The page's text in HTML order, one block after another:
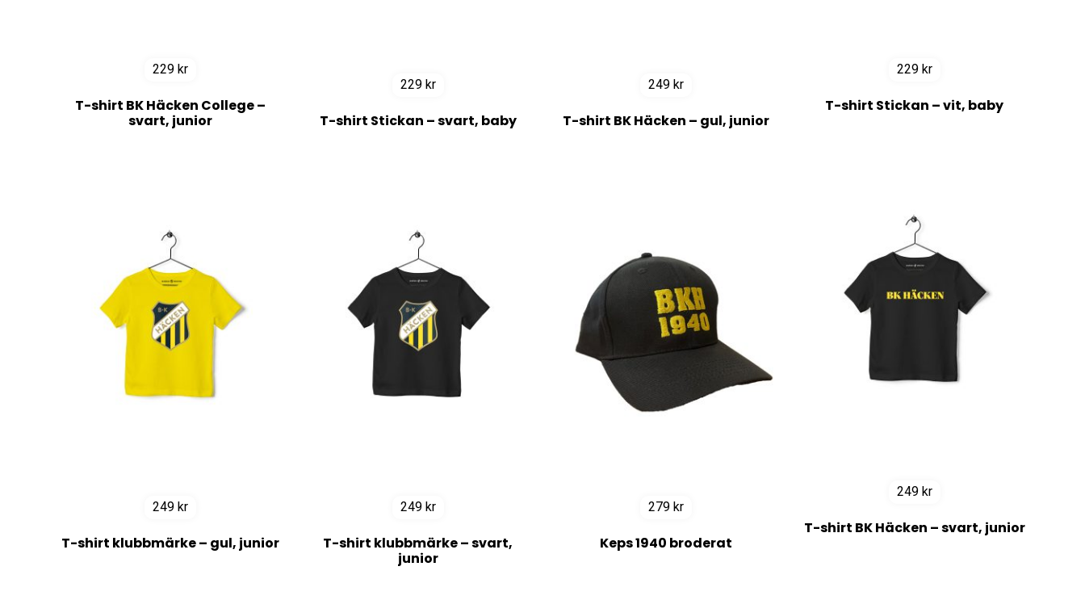
229 kr
T-shirt BK Häcken College –
svart, junior
229 kr
T-shirt Stickan – vit, baby
229 kr
T-shirt Stickan – svart, baby
249 kr
T-shirt BK Häcken – gul, junior
249 kr
T-shirt BK Häcken – svart, junior
249 kr
T-shirt klubbmärke – gul, junior
249 kr
T-shirt klubbmärke – svart,
junior
279 kr
Keps 1940 broderat